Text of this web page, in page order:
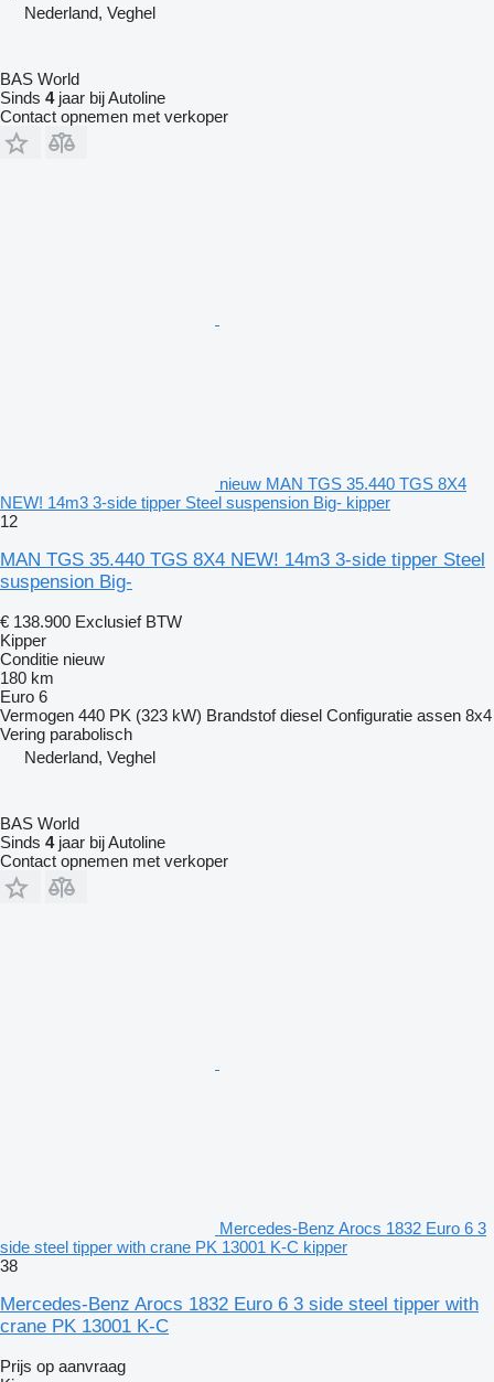
Nederland, Veghel
BAS World
Sinds 4jaar bij Autoline
Contact opnemen met verkoper
nieuw MAN TGS 35.440 TGS 8X4
NEW! 14m3 3-side tipper Steel suspension Big- kipper
12
MAN TGS 35.440 TGS 8X4 NEW! 14m3 3-side tipper Steel
suspension Big-
€ 138.900 Exclusief BTW
Kipper
Conditie nieuw
180 km
Euro 6
Vermogen 440 PK (323 kW) Brandstof diesel Configuratie assen 8x4
Vering parabolisch
Nederland, Veghel
BAS World
Sinds 4jaar bij Autoline
Contact opnemen met verkoper
Mercedes-Benz Arocs 1832 Euro 6 3
side steel tipper with crane PK 13001 K-C kipper
38
Mercedes-Benz Arocs 1832 Euro 6 3 side steel tipper with
crane PK 13001 K-C
Prijs op aanvraag